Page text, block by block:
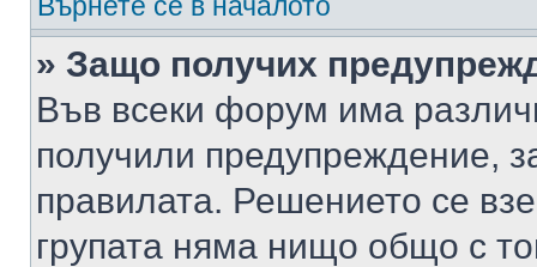
» Защо получих
Във всеки форум има
получили предупреждение,
правилата. Решението се
групата няма нищо общо с